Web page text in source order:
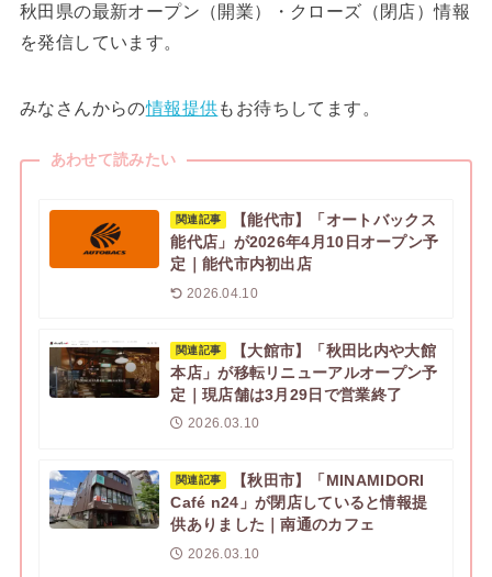
秋田県の最新オープン（開業）・クローズ（閉店）情報
を発信しています。
みなさんからの情報提供もお待ちしてます。
あわせて読みたい
関連記事
【能代市】「オートバックス
能代店」が2026年4月10日オープン予
定｜能代市内初出店
2026.04.10
関連記事
【大館市】「秋田比内や大館
本店」が移転リニューアルオープン予
定｜現店舗は3月29日で営業終了
2026.03.10
関連記事
【秋田市】「MINAMIDORI
Café n24」が閉店していると情報提
供ありました｜南通のカフェ
2026.03.10